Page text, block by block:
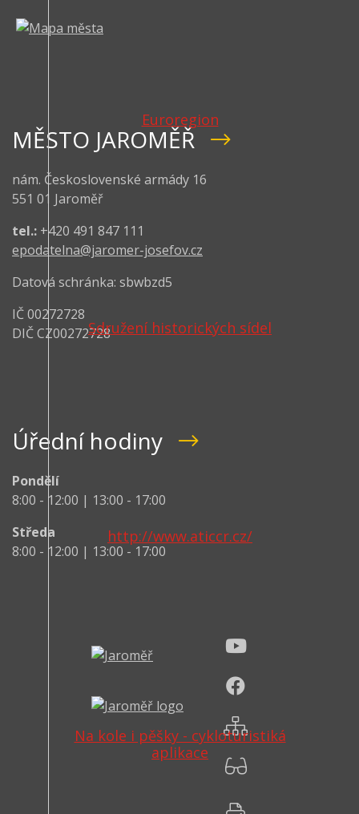
Euroregion
Sdružení historických sídel
http://www.aticcr.cz/
Na kole i pěšky - cykloturistiká
aplikace
MĚSTO JAROMĚŘ
nám. Československé armády 16
551 01 Jaroměř
tel.: +420 491 847 111
epodatelna@jaromer-josefov.cz
Datová schránka: sbwbzd5
IČ 00272728
DIČ CZ00272728
Úřední hodiny
Pondělí
8:00 - 12:00 | 13:00 - 17:00
Středa
8:00 - 12:00 | 13:00 - 17:00
Verze pro